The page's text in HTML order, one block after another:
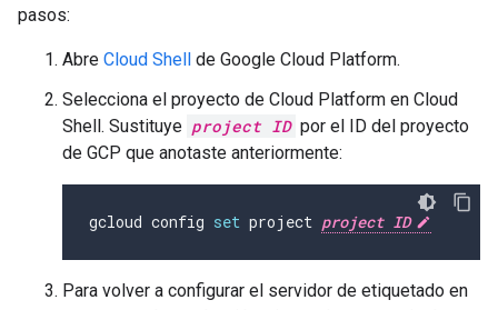
pasos:
Abre Cloud Shell de Google Cloud Platform.
Selecciona el proyecto de Cloud Platform en Cloud
Shell. Sustituye project ID por el ID del proyecto
de GCP que anotaste anteriormente:
gcloud config set project project ID
Para volver a configurar el servidor de etiquetado en